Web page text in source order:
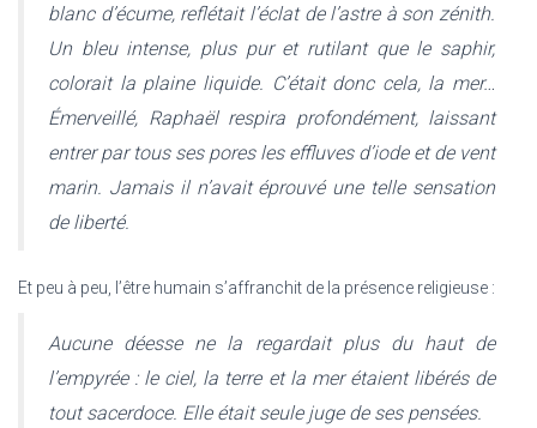
blanc d’écume, reflétait l’éclat de l’astre à son zénith.
Un bleu intense, plus pur et rutilant que le saphir,
colorait la plaine liquide. C’était donc cela, la mer…
Émerveillé, Raphaël respira profondément, laissant
entrer par tous ses pores les effluves d’iode et de vent
marin. Jamais il n’avait éprouvé une telle sensation
de liberté.
Et peu à peu, l’être humain s’affranchit de la présence religieuse :
Aucune déesse ne la regardait plus du haut de
l’empyrée : le ciel, la terre et la mer étaient libérés de
tout sacerdoce. Elle était seule juge de ses pensées.